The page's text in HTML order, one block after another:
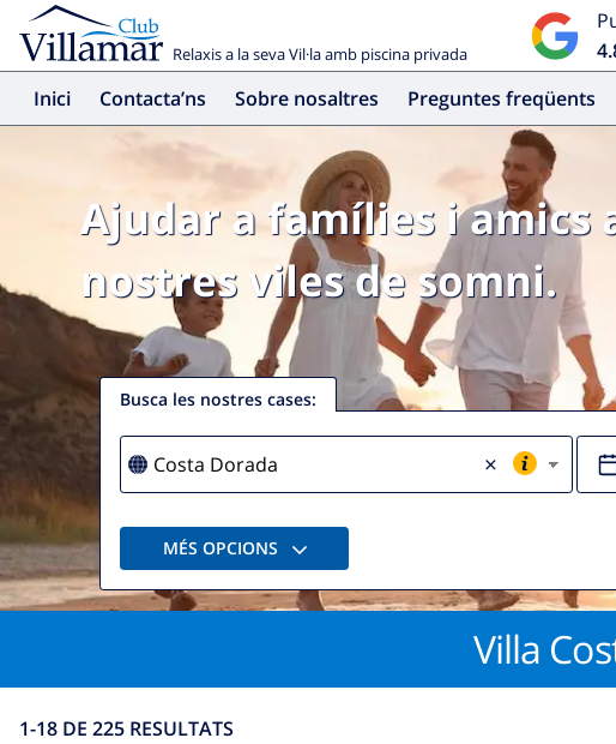
Relaxis a la seva Vil·la amb piscina privada
Inici Contacta’ns Sobre nosaltres Preguntes freqüents
Ajudar a famílies i amics
nostres viles de somni.
Busca les nostres cases:
×
MÉS OPCIONS
Villa
1-18 DE 225 RESULTATS